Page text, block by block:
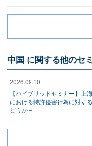
中国 に関する他のセ
2026.09.10
【ハイブリッドセミナー】上
における特許侵害行為に対す
どうか～